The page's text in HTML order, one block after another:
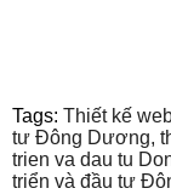
Tags: Thiết kế
tư Đông Dương,
trien va dau tu
triển và đầu tư